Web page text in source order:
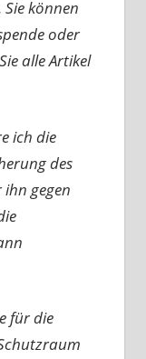
können
oder
alle Artikel
ich die
des
gegen
für die